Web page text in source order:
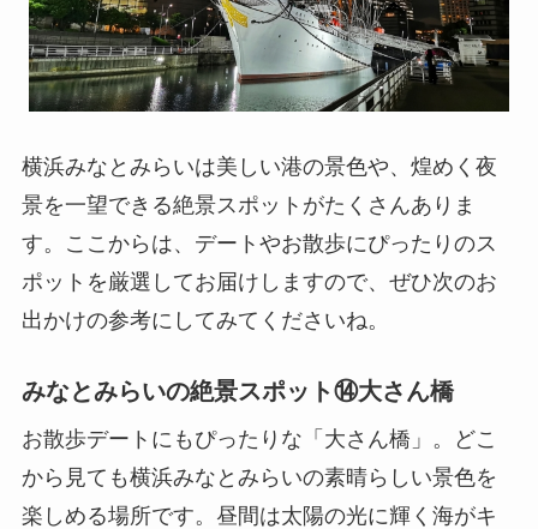
横浜みなとみらいは美しい港の景色や、煌めく夜
景を一望できる絶景スポットがたくさんありま
す。ここからは、デートやお散歩にぴったりのス
ポットを厳選してお届けしますので、ぜひ次のお
出かけの参考にしてみてくださいね。
みなとみらいの絶景スポット⑭大さん橋
お散歩デートにもぴったりな「大さん橋」。どこ
から見ても横浜みなとみらいの素晴らしい景色を
楽しめる場所です。昼間は太陽の光に輝く海がキ